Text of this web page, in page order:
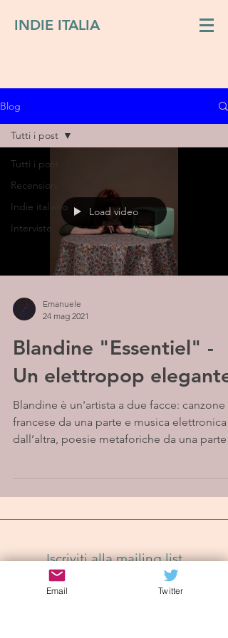
INDIE ITALIA
Blog
Tutti i post
Recensioni
Indie italiano
Interviste
Tutti i post
Load video
Emanuele
24 mag 2021
Blandine "Essentiel" -
Un elettropop elegante
Blandine è un'artista a due facce: canzone
francese da una parte e musica elettronica
dall’altra, poesie metaforiche da una parte
Iscriviti alla mailing list
Email Twitter